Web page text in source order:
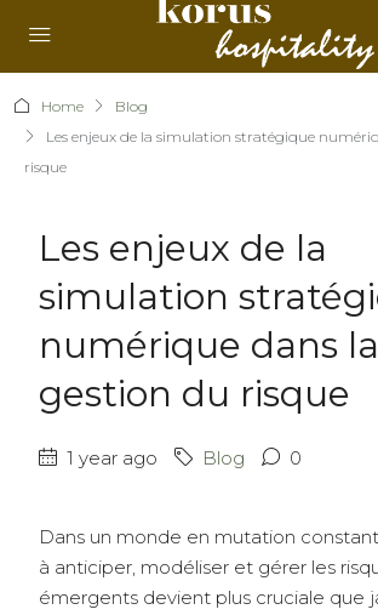
Home
Blog
Les enjeux de la simulation stratégique
risque
Les enjeux de la
simulation
numérique dans la
gestion du risque
1 year ago Blog 0
Dans un monde en mutation
à anticiper, modéliser et gérer les
émergents devient plus cruciale que